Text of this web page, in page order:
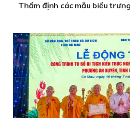
Thẩm định các mẫu biểu